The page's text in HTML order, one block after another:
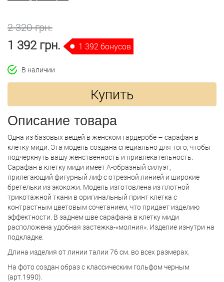
2 320 грн.
1 392 грн. 1 392 бонусов
В наличии
Купить
Описание товара
Одна из базовых вещей в женском гардеробе – сарафан в
клетку миди. Эта модель создана специально для того, чтобы
подчеркнуть вашу женственность и привлекательность.
Сарафан в клетку миди имеет А-образный силуэт,
прилегающий фигурный лиф с отрезной линией и широкие
бретельки из экокожи. Модель изготовлена из плотной
трикотажной ткани в оригинальный принт клетка с
контрастным цветовым сочетанием, что придает изделию
эффектности. В заднем шве сарафана в клетку миди
расположена удобная застежка-«молния». Изделие изнутри на
подкладке.
Длина изделия от линии талии 76 см. во всех размерах.
На фото создан образ с классическим гольфом черным
(арт.1990).